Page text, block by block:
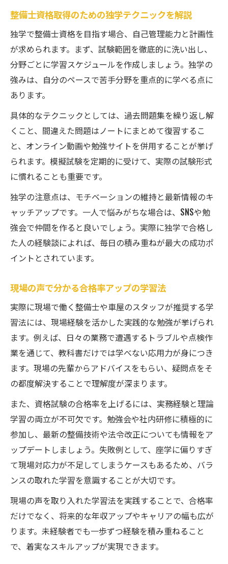
整備士資格取得のための独学テクニックを解説
独学で整備士資格を目指す場合、自己管理能力と計画性
が求められます。まず、試験範囲を徹底的に洗い出し、
分野ごとに学習スケジュールを作成しましょう。独学の
強みは、自分のペースで苦手分野を重点的に学べる点に
あります。
具体的なテクニックとしては、過去問題集を繰り返し解
くこと、間違えた問題はノートにまとめて復習するこ
と、オンライン動画や勉強サイトを併用することが挙げ
られます。模擬試験を定期的に受けて、実際の試験形式
に慣れることも重要です。
独学の注意点は、モチベーションの維持と最新情報のキ
ャッチアップです。一人で悩みがちな場合は、SNSや勉
強会で仲間を作ると良いでしょう。実際に独学で合格し
た人の経験談によれば、毎日の積み重ねが最大の成功ポ
イントとされています。
現場の声で分かる合格率アップの学習法
実際に現場で働く整備士や車屋のスタッフが推奨する学
習法には、現場経験を活かした実践的な勉強が挙げられ
ます。例えば、日々の業務で遭遇するトラブルや点検作
業を通じて、教科書だけでは学べない応用力が身につき
ます。現場の先輩からアドバイスをもらい、疑問点をそ
の都度解決することで理解度が深まります。
また、資格試験の合格率を上げるには、実務経験と理論
学習の両立が不可欠です。勉強会や社内研修に積極的に
参加し、最新の整備技術や法令改正についても情報をア
ップデートしましょう。失敗例として、座学に偏りすぎ
て現場対応力が不足してしまうケースもあるため、バラ
ンスの取れた学習を意識することが大切です。
現場の声を取り入れた学習法を実践することで、合格率
だけでなく、将来的な年収アップやキャリアの幅も広が
ります。未経験者でも一歩ずつ経験を積み重ねること
で、着実なスキルアップが実現できます。